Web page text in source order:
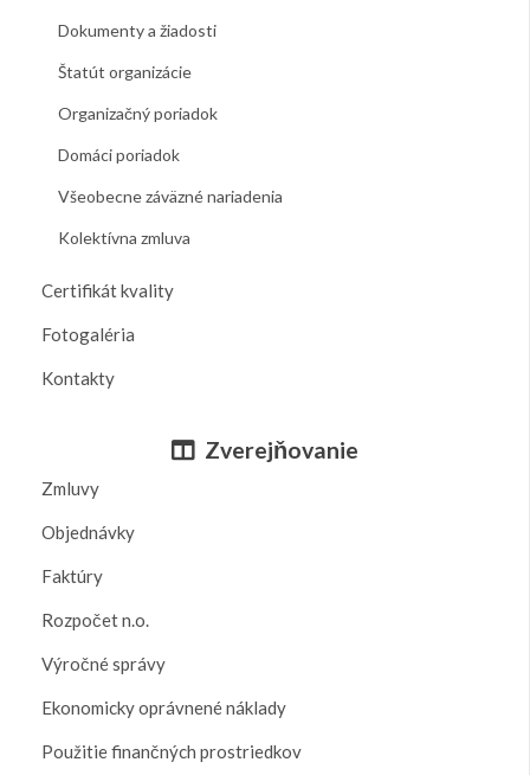
Dokumenty a žiadosti
Štatút organizácie
Organizačný poriadok
Domáci poriadok
Všeobecne záväzné nariadenia
Kolektívna zmluva
Certifikát kvality
Fotogaléria
Kontakty
Zverejňovanie
Zmluvy
Objednávky
Faktúry
Rozpočet n.o.
Výročné správy
Ekonomicky oprávnené náklady
Použitie finančných prostriedkov